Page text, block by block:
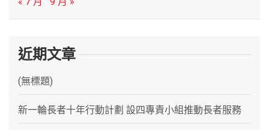
近期文章
(無標題)
新一輪長者十年行動計劃 設四專責小組推動長者服務